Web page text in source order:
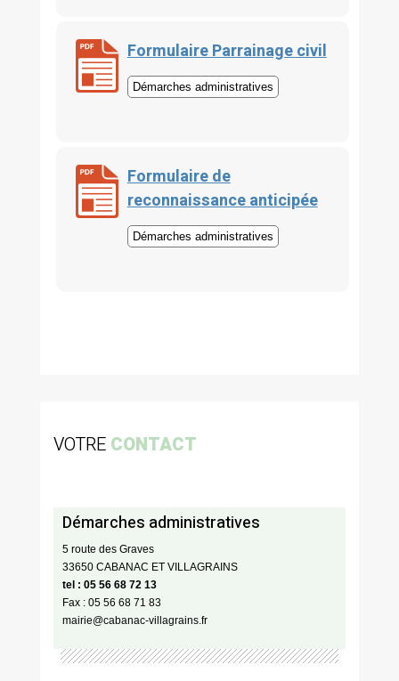
Formulaire Parrainage civil
Démarches administratives
Formulaire de
reconnaissance anticipée
Démarches administratives
VOTRE CONTACT
Démarches administratives
5 route des Graves
33650 CABANAC ET VILLAGRAINS
tel : 05 56 68 72 13
Fax : 05 56 68 71 83
mairie@cabanac-villagrains.fr